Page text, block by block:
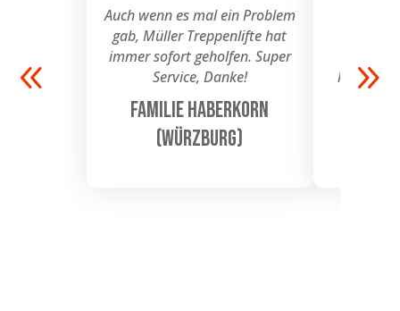
Auch wenn es mal ein Problem
gab, Müller Treppenlifte hat
immer sofort geholfen. Super
Service, Danke!
Familie Haberkorn
(Würzburg)